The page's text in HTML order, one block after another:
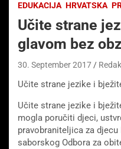
EDUKACIJA HRVATSKA
Učite strane
glavom bez
30. September 2017
Učite strane jezike i
Učite strane jezike i
mogla poručiti djeci,
pravobraniteljica za
saborskog Odbora za